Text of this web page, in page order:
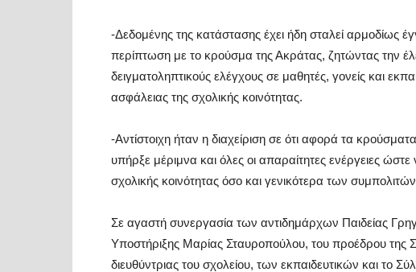
-Δεδομένης της κατάστασης έχει ήδη σταλεί
περίπτωση με το κρούσμα της Ακράτας, ζητώντας την
δειγματοληπτικούς ελέγχους σε μαθητές, γονείς και
ασφάλειας της σχολικής κοινότητας.
-Αντίστοιχη ήταν η διαχείριση σε ότι αφορά τα κρούσματα
υπήρξε μέριμνα και όλες οι απαραίτητες ενέργειες
σχολικής κοινότητας όσο και γενικότερα των
Σε αγαστή συνεργασία των αντιδημάρχων Παιδείας
Υποστήριξης Μαρίας Σταυροπούλου, του προέδρου της
διευθύντριας του σχολείου, των εκπαιδευτικών και το